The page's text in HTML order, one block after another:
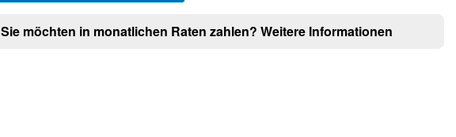
Sie möchten in monatlichen Raten zahlen? Weitere Informationen